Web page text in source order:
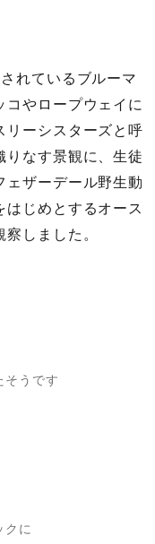
れているブルーマ
コやロープウェイに
リーシスターズと呼
りなす景観に、生徒
ェザーデール野生動
じめとするオース
しました。
そうです
クに